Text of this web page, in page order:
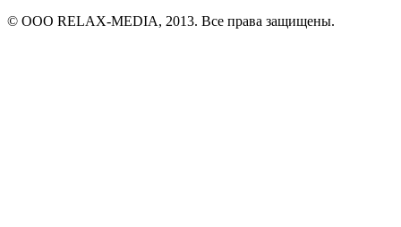
© ООО RELAX-MEDIA, 2013. Все права защищены.